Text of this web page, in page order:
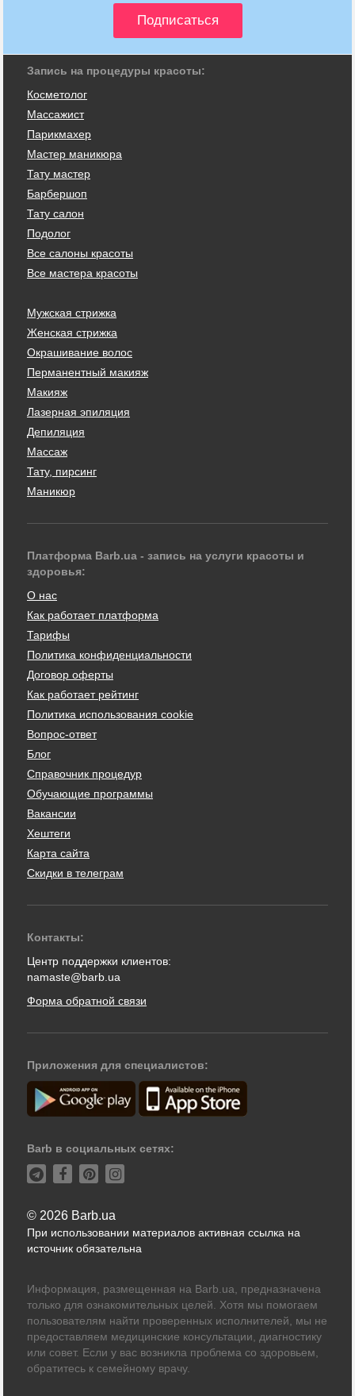
Запись на процедуры красоты:
Косметолог
Массажист
Парикмахер
Мастер маникюра
Тату мастер
Барбершоп
Тату салон
Подолог
Все салоны красоты
Все мастера красоты
Мужская стрижка
Женская стрижка
Окрашивание волос
Перманентный макияж
Макияж
Лазерная эпиляция
Депиляция
Массаж
Тату, пирсинг
Маникюр
Платформа Barb.ua - запись на услуги красоты и
здоровья:
О нас
Как работает платформа
Тарифы
Политика конфиденциальности
Договор оферты
Как работает рейтинг
Политика использования cookie
Вопрос-ответ
Блог
Справочник процедур
Обучающие программы
Вакансии
Хештеги
Карта сайта
Скидки в телеграм
Контакты:
Центр поддержки клиентов:
namaste@barb.ua
Форма обратной связи
Приложения для специалистов:
Barb в социальных сетях:
© 2026 Barb.ua
При использовании материалов активная ссылка на
источник обязательна
Информация, размещенная на Barb.ua, предназначена
только для ознакомительных целей. Хотя мы помогаем
пользователям найти проверенных исполнителей, мы не
предоставляем медицинские консультации, диагностику
или совет. Если у вас возникла проблема со здоровьем,
обратитесь к семейному врачу.